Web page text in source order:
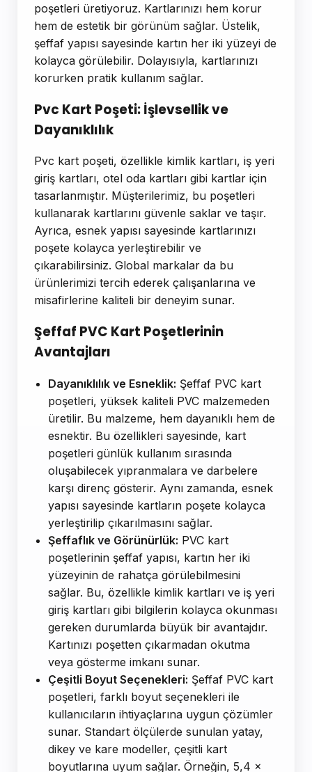
poşetleri üretiyoruz. Kartlarınızı hem korur
hem de estetik bir görünüm sağlar. Üstelik,
şeffaf yapısı sayesinde kartın her iki yüzeyi de
kolayca görülebilir. Dolayısıyla, kartlarınızı
korurken pratik kullanım sağlar.
Pvc Kart Poşeti: İşlevsellik ve
Dayanıklılık
Pvc kart poşeti, özellikle kimlik kartları, iş yeri
giriş kartları, otel oda kartları gibi kartlar için
tasarlanmıştır. Müşterilerimiz, bu poşetleri
kullanarak kartlarını güvenle saklar ve taşır.
Ayrıca, esnek yapısı sayesinde kartlarınızı
poşete kolayca yerleştirebilir ve
çıkarabilirsiniz. Global markalar da bu
ürünlerimizi tercih ederek çalışanlarına ve
misafirlerine kaliteli bir deneyim sunar.
Şeffaf PVC Kart Poşetlerinin
Avantajları
Dayanıklılık ve Esneklik: Şeffaf PVC kart
poşetleri, yüksek kaliteli PVC malzemeden
üretilir. Bu malzeme, hem dayanıklı hem de
esnektir. Bu özellikleri sayesinde, kart
poşetleri günlük kullanım sırasında
oluşabilecek yıpranmalara ve darbelere
karşı direnç gösterir. Aynı zamanda, esnek
yapısı sayesinde kartların poşete kolayca
yerleştirilip çıkarılmasını sağlar.
Şeffaflık ve Görünürlük: PVC kart
poşetlerinin şeffaf yapısı, kartın her iki
yüzeyinin de rahatça görülebilmesini
sağlar. Bu, özellikle kimlik kartları ve iş yeri
giriş kartları gibi bilgilerin kolayca okunması
gereken durumlarda büyük bir avantajdır.
Kartınızı poşetten çıkarmadan okutma
veya gösterme imkanı sunar.
Çeşitli Boyut Seçenekleri: Şeffaf PVC kart
poşetleri, farklı boyut seçenekleri ile
kullanıcıların ihtiyaçlarına uygun çözümler
sunar. Standart ölçülerde sunulan yatay,
dikey ve kare modeller, çeşitli kart
boyutlarına uyum sağlar. Örneğin, 5,4 x